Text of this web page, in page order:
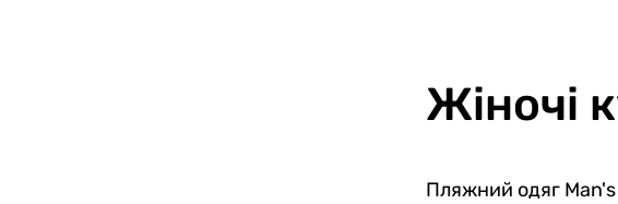
Жіночі
Пляжний одяг Man's